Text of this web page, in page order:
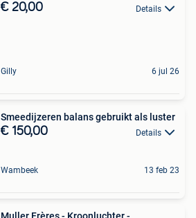
€ 20,00 Details
Gilly 6 jul 26
Smeedijzeren balans gebruikt als luster
€ 150,00 Details
Wambeek 13 feb 23
Muller Frères - Kroonluchter -